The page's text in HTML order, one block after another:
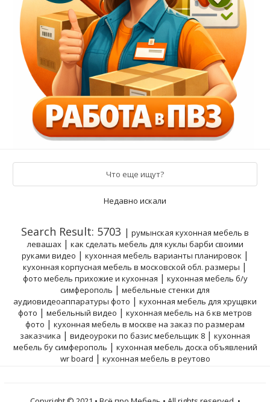
Что еще ищут?
Недавно искали
Search Result: 5703 | румынская кухонная мебель в
левашах | как сделать мебель для куклы барби своими
руками видео | кухонная мебель варианты планировок |
кухонная корпусная мебель в московской обл. размеры |
фото мебель прихожие и кухонная | кухонная мебель б/у
симферополь | мебельные стенки для
аудиовидеоаппаратуры фото | кухонная мебель для хрущвки
фото | мебельный видео | кухонная мебель на 6 кв метров
фото | кухонная мебель в москве на заказ по размерам
заказчика | видеоуроки по базис мебельщик 8 | кухонная
мебель бу симферополь | кухонная мебель доска объявлений
wr board | кухонная мебель в реутово